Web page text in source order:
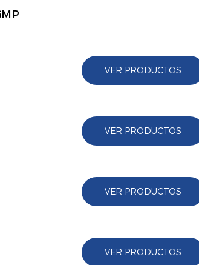
VER PRODUCTOS
VER PRODUCTOS
VER PRODUCTOS
VER PRODUCTOS